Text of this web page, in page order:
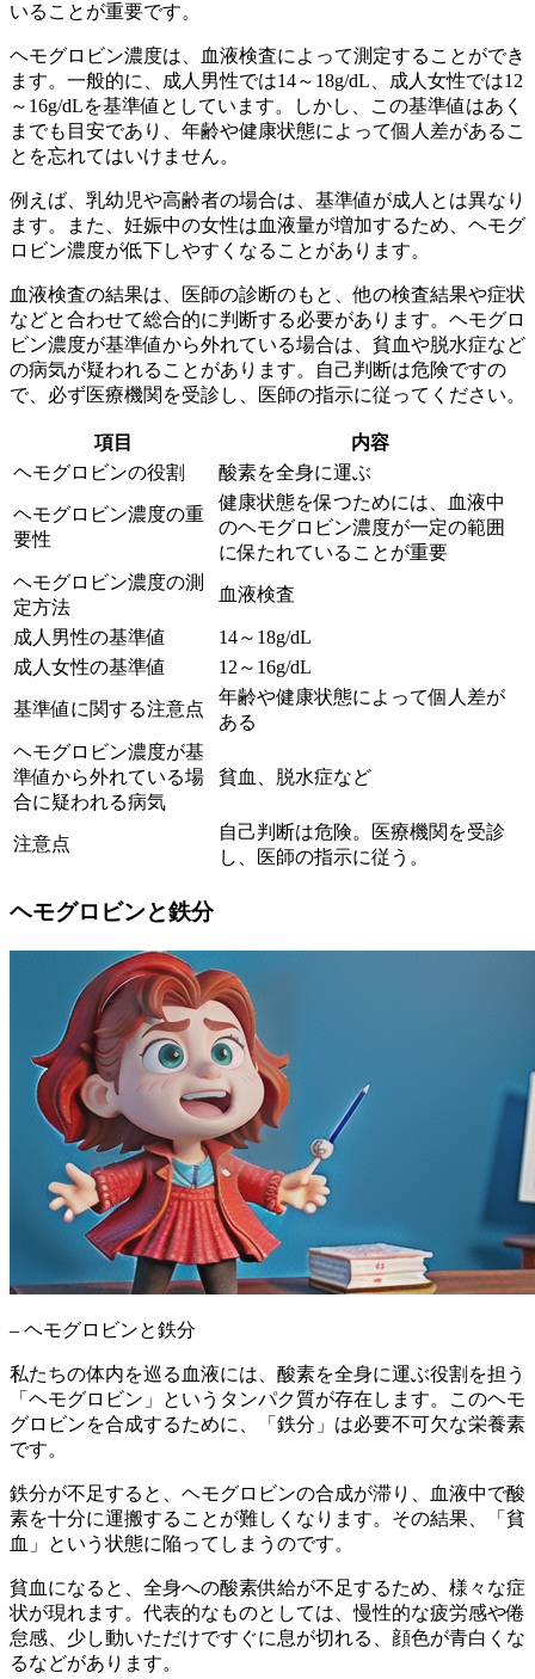
いることが重要です。
ヘモグロビン濃度は、血液検査によって測定することができ
ます。一般的に、成人男性では14～18g/dL、成人女性では12
～16g/dLを基準値としています。しかし、この基準値はあく
までも目安であり、 年齢や健康状態によって個人差がある こ
とを忘れてはいけません。
例えば、乳幼児や高齢者の場合は、基準値が成人とは異なり
ます。また、妊娠中の女性は血液量が増加するため、ヘモグ
ロビン濃度が低下しやすくなることがあります。
血液検査の結果は、医師の診断のもと、他の検査結果や症状
などと合わせて総合的に判断する必要があります。ヘモグロ
ビン濃度が基準値から外れている場合は、貧血や脱水症など
の病気が疑われることがあります。自己判断は危険ですの
で、 必ず医療機関を受診し、医師の指示に従ってください。
項目
内容
ヘモグロビンの役割
酸素を全身に運ぶ
ヘモグロビン濃度の重
要性
健康状態を保つためには、血液中
のヘモグロビン濃度が一定の範囲
に保たれていることが重要
ヘモグロビン濃度の測
定方法
血液検査
成人男性の基準値
14～18g/dL
成人女性の基準値
12～16g/dL
基準値に関する注意点
年齢や健康状態によって個人差が
ある
ヘモグロビン濃度が基
準値から外れている場
合に疑われる病気
貧血、脱水症など
注意点
自己判断は危険。医療機関を受診
し、医師の指示に従う。
ヘモグロビンと鉄分
– ヘモグロビンと鉄分
私たちの体内を巡る血液には、酸素を全身に運ぶ役割を担う
「ヘモグロビン」というタンパク質が存在します。
このヘモ
グロビンを合成するために、
「鉄分」は必要不可欠な栄養素
です。
鉄分が不足すると、ヘモグロビンの合成が滞り、血液中で酸
素を十分に運搬することが難しくなります。その結果、
「貧
血」
という状態に陥ってしまうのです。
貧血になると、全身への酸素供給が不足するため、様々な症
状が現れます。代表的なものとしては、慢性的な疲労感や倦
怠感、少し動いただけですぐに息が切れる、顔色が青白くな
るなどがあります。